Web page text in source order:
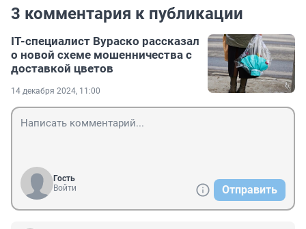
3 комментария к публикации
IT-специалист Вураско рассказал
о новой схеме мошенничества с
доставкой цветов
14 декабря 2024, 11:00
Гость
Войти
Отправить